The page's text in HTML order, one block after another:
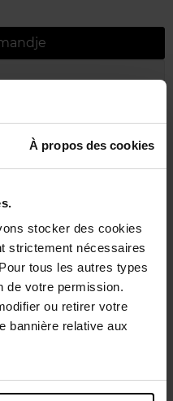
À propos des cookies
stocker des cookies
strictement nécessaires
tous les autres types
de votre permission.
ou retirer votre
bannière relative aux
van min. 55€